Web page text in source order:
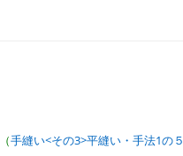
（手縫い<その3>平縫い・手法1の５